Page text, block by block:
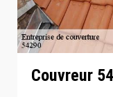
Couvreur